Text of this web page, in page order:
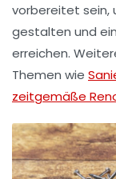
vorbereitet sein,
gestalten und
erreichen.
Themen wie
zeitgemäße